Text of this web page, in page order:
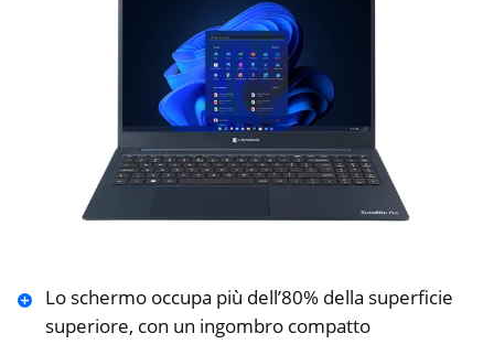
Lo schermo occupa più dell’80% della superficie
superiore, con un ingombro compatto